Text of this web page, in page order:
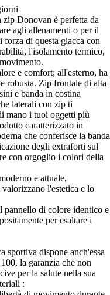
Donovan è perfetta da
agli allenamenti o per il
di questa giacca con
l'isolamento termico,
e comfort; all'esterno, ha
robusta. Zip frontale di alta
e banda in costina
laterali con zip ti
mano i tuoi oggetti più
caratterizzato in
che conferisce la banda
degli extraforti sul
con orgoglio i colori della
e attuale,
l'estetica e lo
di colore identico e
per esaltare i
sportiva dispone anch'essa
la garanzia che non
per la salute nella sua
: